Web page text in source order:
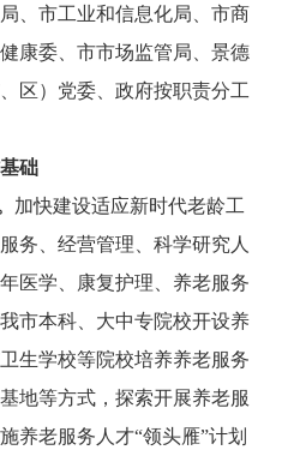
局 市工业和信息化局 市商
康委、 市市场监管局、 景德
、区）党委、政府按职责分工
基础
加快建设适应新时代老龄工
务、经营管理、科学研究人
医学、康复护理、养老服务
市本科、大中专院校开设养
生学校等院校培养养老服务
地等方式，探索开展养老服
养老服务人才“领头雁”计划